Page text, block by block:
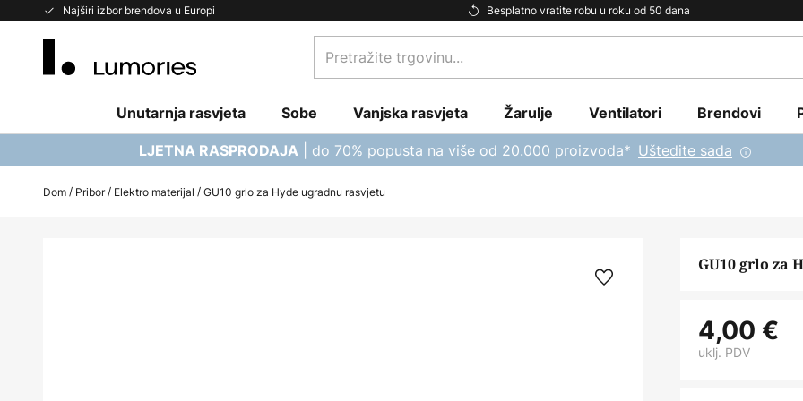
Najširi izbor brendova u Europi Besplatno vratite robu u roku od 50 dana
Skip
Pretražite
trgovinu...
Unutarnja rasvjeta Sobe Vanjska rasvjeta Žarulje Ventilatori Brendovi
LJETNA RASPRODAJA | do 70% popusta na više od 20.000 proizvoda* Uštedite sada
Dom Pribor Elektro materijal GU10 grlo za Hyde ugradnu rasvjetu
GU10 grlo za
4,00 €
uklj. PDV